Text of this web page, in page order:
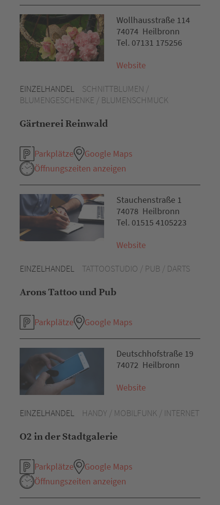
EINZELHANDEL
SCHNITTBLUMEN /
BLUMENGESCHENKE / BLUMENSCHMUCK
Gärtnerei Reinwald
Parkplätze
Google Maps
Öffnungszeiten anzeigen
Wollhausstraße 114
74074 Heilbronn
Tel. 07131 175256
Website
EINZELHANDEL TATTOOSTUDIO / PUB / DARTS
Arons Tattoo und Pub
Parkplätze Google Maps
Stauchenstraße 1
74078 Heilbronn
Tel. 01515 4105223
Website
EINZELHANDEL HANDY / MOBILFUNK / INTERNET
O2 in der Stadtgalerie
Parkplätze
Google Maps
Öffnungszeiten anzeigen
Deutschhofstraße 19
74072 Heilbronn
Website